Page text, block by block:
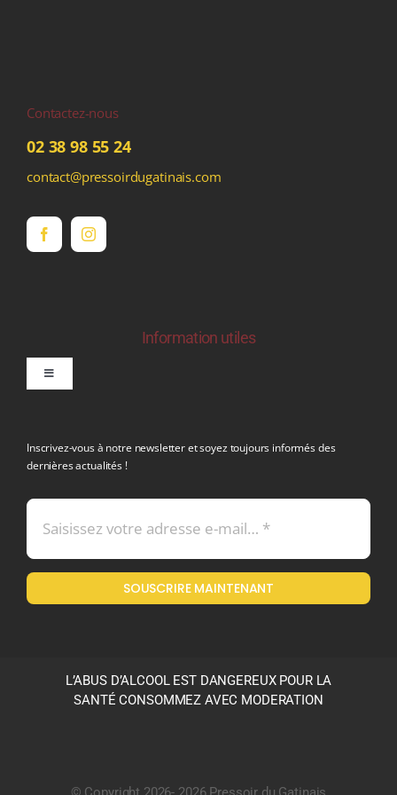
Contactez-nous
02 38 98 55 24
contact@pressoirdugatinais.com
Information utiles
Toggle
Mentions légales
Politique en matière de remboursements et de retours
Inscrivez-vous à notre newsletter et soyez toujours informés des
dernières actualités !
SOUSCRIRE MAINTENANT
L’ABUS D’ALCOOL EST DANGEREUX POUR LA
SANTÉ CONSOMMEZ AVEC MODERATION